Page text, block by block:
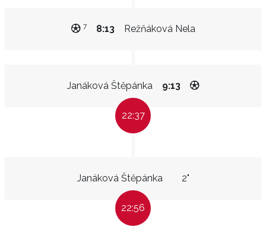
Režňáková Nela
8:13
7
Janáková Štěpánka 9:13
22:37
Janáková Štěpánka 2"
22:56